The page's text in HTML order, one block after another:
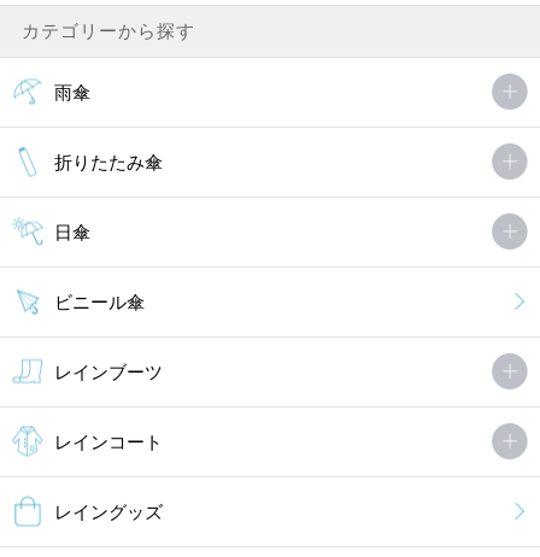
カテゴリーから探す
雨傘
折りたたみ傘
日傘
ビニール傘
レインブーツ
レインコート
レイングッズ